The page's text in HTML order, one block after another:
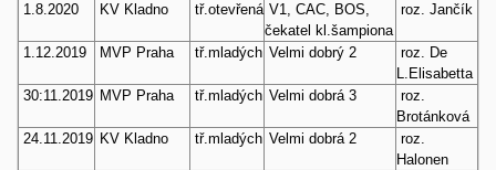
1.8.2020
KV Kladno tř.otevřená V1, CAC, BOS,
čekatel kl.šampiona
roz. Jančík
1.12.2019 MVP Praha tř.mladých Velmi dobrý 2
roz. De
L.Elisabetta
30:11.2019 MVP Praha tř.mladých Velmi dobrá 3
roz.
Brotánková
24.11.2019 KV Kladno tř.mladých Velmi dobrá 2
roz.
Halonen